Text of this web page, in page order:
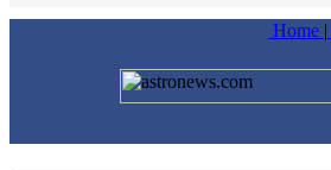
Home |